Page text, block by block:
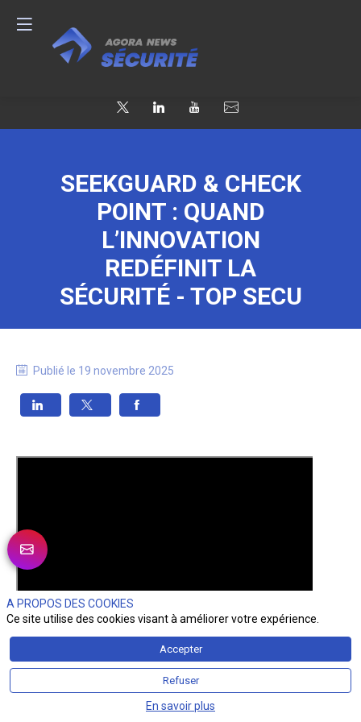
SEEKGUARD & CHECK
POINT : QUAND
L’INNOVATION
REDÉFINIT LA
SÉCURITÉ - TOP SECU
Publié le 19 novembre 2025
A PROPOS DES COOKIES
Ce site utilise des cookies visant à améliorer votre expérience.
Accepter
Refuser
En savoir plus